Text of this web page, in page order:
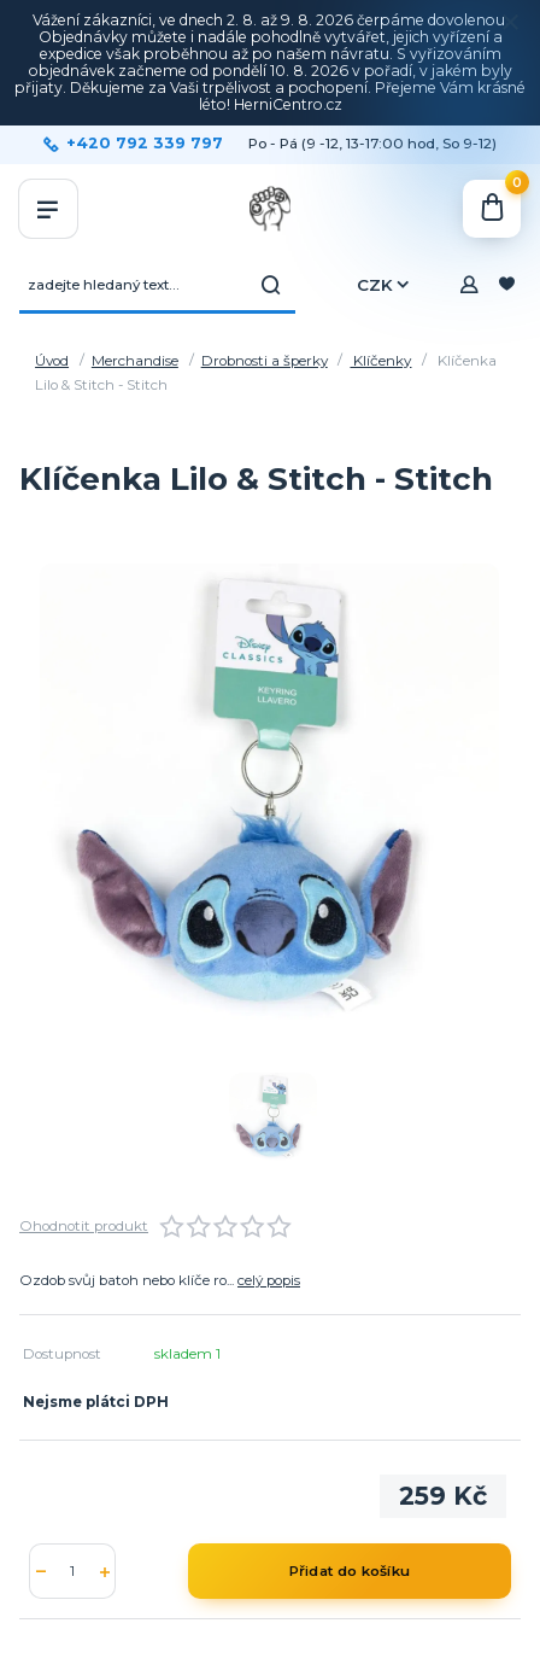
Vážení zákazníci, ve dnech 2. 8. až 9. 8. 2026 čerpáme dovolenou.
Objednávky můžete i nadále pohodlně vytvářet, jejich vyřízení a
expedice však proběhnou až po našem návratu. S vyřizováním
objednávek začneme od pondělí 10. 8. 2026 v pořadí, v jakém byly
přijaty. Děkujeme za Vaši trpělivost a pochopení. Přejeme Vám krásné
léto! HerniCentro.cz
CZK
+420 792 339 797 Po - Pá (9 -12, 13-17:00 hod, So 9-12)
0
Úvod Merchandise Drobnosti a šperky Klíčenky
Klíčenka
Lilo & Stitch - Stitch
Klíčenka Lilo & Stitch - Stitch
Ohodnotit produkt
Ozdob svůj batoh nebo klíče ro... celý popis
Dostupnost skladem 1
Nejsme plátci DPH
259 Kč
Přidat do košíku